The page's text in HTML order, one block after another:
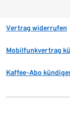
Vertrag widerrufen
Mobilfunkvertrag
Kaffee-Abo